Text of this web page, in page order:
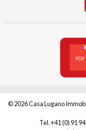
© 2026 Casa Lugano
Tel. +41 (0) 91